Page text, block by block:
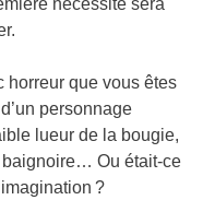
nécessité sera
horreur que vous êtes
personnage
lueur de la bougie,
baignoire… Ou était-ce
?